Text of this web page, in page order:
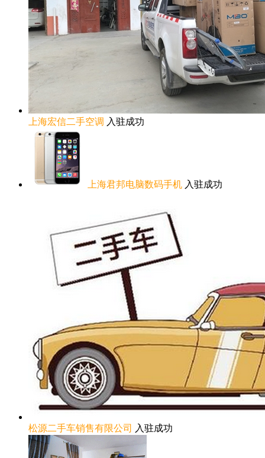
上海宏信二手空调 入驻成功
上海君邦电脑数码手机 入驻成功
松源二手车销售有限公司 入驻成功